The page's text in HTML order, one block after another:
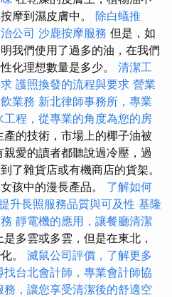
摩到濕皮膚中。 除白蟻推
公司 沙鹿按摩服務 但是，如
我們使用了過多的油，在我們
化理想數量是多少。 清潔工
護照換發的流程與要求 營業
業務 新北律師事務所，專業
工程，從專業的角度為您的房
產的技術，市場上的椰子油被
愛的讀者都聽說過冷壓，過
了雜貨店或有機商店的貨架。
孩中的漫長產品。 了解如何
升長照服務品質與可及性 基隆
靜電機的應用，讓餐廳清潔
多雲或多雲，但是在東北，
。 滅鼠公司評價，了解更多
找台北會計師，專業會計師協
務，讓您享受清潔後的舒適空